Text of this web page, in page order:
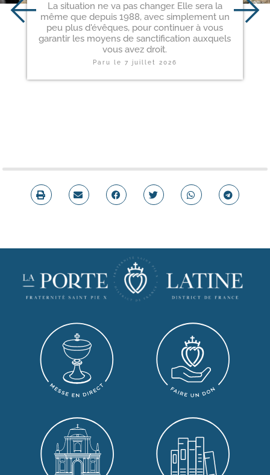
La situation ne va pas changer. Elle sera la
même que depuis 1988, avec simplement un
peu plus d'évêques, pour continuer à vous
garantir les moyens de sanctification auxquels
vous avez droit.
Paru le 7 juillet 2026